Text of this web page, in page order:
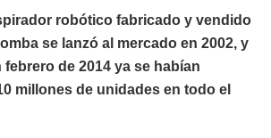
robótico fabricado y vendido
se lanzó al mercado en 2002, y
de 2014 ya se habían
millones de unidades en todo el